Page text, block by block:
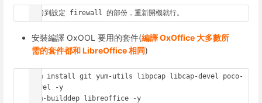
參考到設定 firewall 的部份，重新開機就行。
安裝編譯 OxOOL 要用的套件(編譯 OxOffice 大多數所
需的套件都和 LibreOffice 相同)
yum install git yum-utils libpcap libcap-devel poco-
devel -y
yum-builddep libreoffice -y